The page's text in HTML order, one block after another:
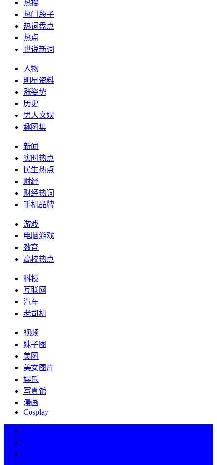
热搜
热门段子
热词盘点
热点
世说新词
人物
明星资料
涨姿势
历史
男人文娱
趣图集
新闻
实时热点
民生热点
财经
财经热词
手机品牌
游戏
电脑游戏
教育
高校热点
科技
互联网
汽车
老司机
视频
妹子图
美图
美女图片
娱乐
写真馆
漫画
Cosplay